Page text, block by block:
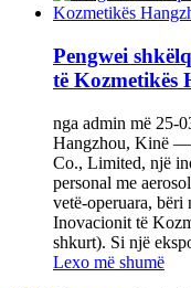
Pengwei
të Kozmetikës
nga admin më 25-
Hangzhou, Kinë‌ —
Co., Limited, një
personal me
vetë-operuara, bëri
Inovacionit të
shkurt). Si një
Lexo më shumë